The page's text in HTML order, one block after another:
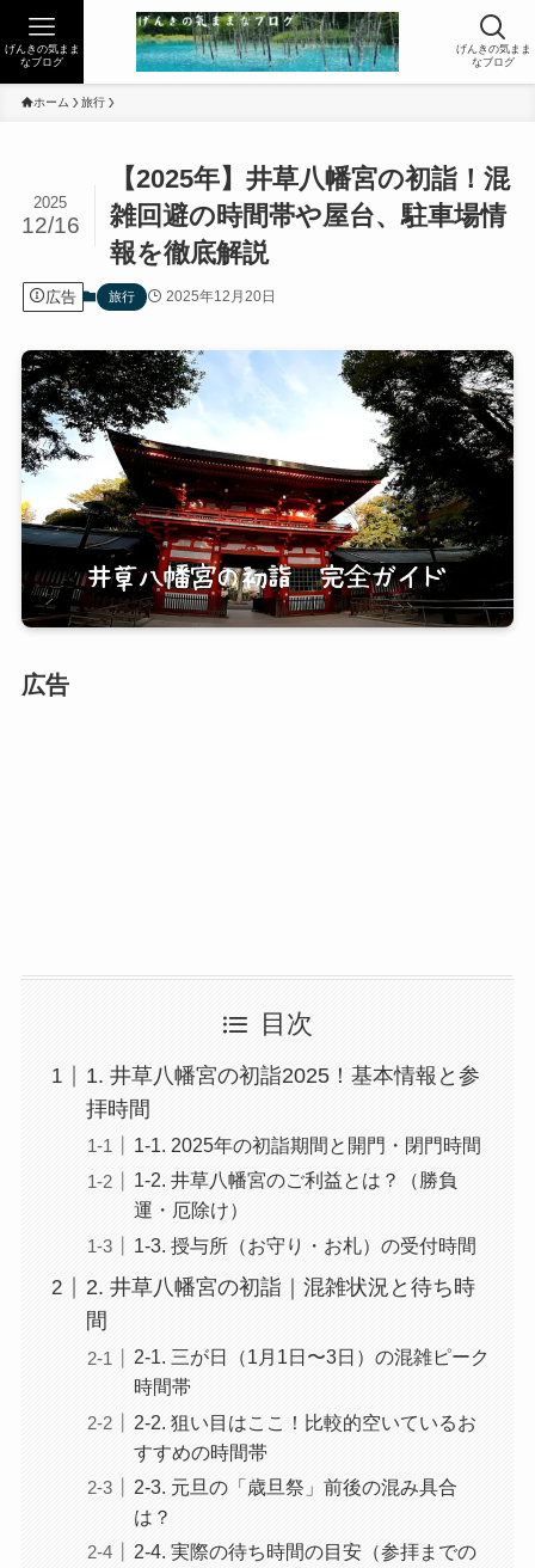
げんきの気まま
なブログ
げんきの気まま
なブログ
ホーム 旅行
【2025年】井草八幡宮の初詣！混
雑回避の時間帯や屋台、駐車場情
報を徹底解説
2025
12/16
広告 旅行 2025年12月20日
広告
目次
1. 井草八幡宮の初詣2025！基本情報と参
拝時間
1-1. 2025年の初詣期間と開門・閉門時間
1-2. 井草八幡宮のご利益とは？（勝負
運・厄除け）
1-3. 授与所（お守り・お札）の受付時間
2. 井草八幡宮の初詣｜混雑状況と待ち時
間
2-1. 三が日（1月1日〜3日）の混雑ピーク
時間帯
2-2. 狙い目はここ！比較的空いているお
すすめの時間帯
2-3. 元旦の「歳旦祭」前後の混み具合
は？
2-4. 実際の待ち時間の目安（参拝までの